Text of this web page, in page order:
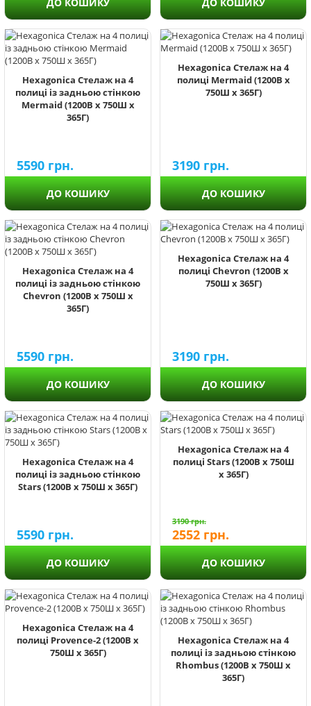
Hexagonica Стелаж на 4
полиці із задньою стінкою
Mermaid (1200В х 750Ш х
365Г)
5590 грн.
ДО КОШИКУ
Hexagonica Стелаж на 4
полиці Mermaid (1200В х
750Ш х 365Г)
3190 грн.
ДО КОШИКУ
Hexagonica Стелаж на 4
полиці із задньою стінкою
Chevron (1200В х 750Ш х
365Г)
5590 грн.
ДО КОШИКУ
Hexagonica Стелаж на 4
полиці Chevron (1200В х
750Ш х 365Г)
3190 грн.
ДО КОШИКУ
Hexagonica Стелаж на 4
полиці із задньою стінкою
Stars (1200В х 750Ш х 365Г)
5590 грн.
ДО КОШИКУ
Hexagonica Стелаж на 4
полиці Stars (1200В х 750Ш
х 365Г)
3190грн.
2552 грн.
ДО КОШИКУ
Hexagonica Стелаж на 4
полиці Provence-2 (1200В х
750Ш х 365Г)
Hexagonica Стелаж на 4
полиці із задньою стінкою
Rhombus (1200В х 750Ш х
365Г)